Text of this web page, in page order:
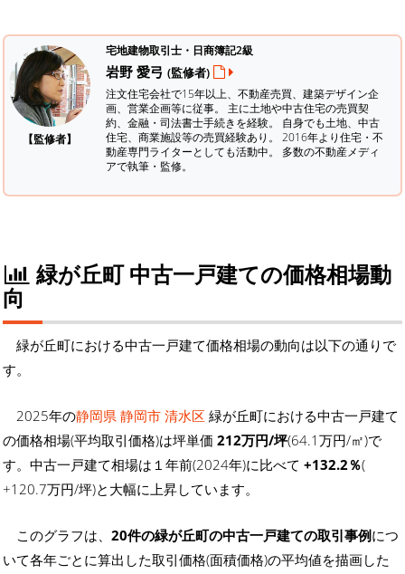
【監修者】
宅地建物取引士・日商簿記2級
岩野 愛弓 (監修者)
注文住宅会社で15年以上、不動産売買、建築デザイン企
画、営業企画等に従事。 主に土地や中古住宅の売買契
約、金融・司法書士手続きを経験。 自身でも土地、中古
住宅、商業施設等の売買経験あり。 2016年より住宅・不
動産専門ライターとしても活動中。 多数の不動産メディ
アで執筆・監修。
緑が丘町 中古一戸建ての価格相場動
向
緑が丘町における中古一戸建て価格相場の動向は以下の通りで
す。
2025年の静岡県 静岡市 清水区 緑が丘町における中古一戸建て
の価格相場(平均取引価格)は坪単価 212万円/坪(64.1万円/㎡)で
す。中古一戸建て相場は１年前(2024年)に比べて +132.2％(
+120.7万円/坪)と大幅に上昇しています。
このグラフは、 20件の緑が丘町の中古一戸建ての取引事例につ
いて各年ごとに算出した取引価格(面積価格)の平均値を描画した